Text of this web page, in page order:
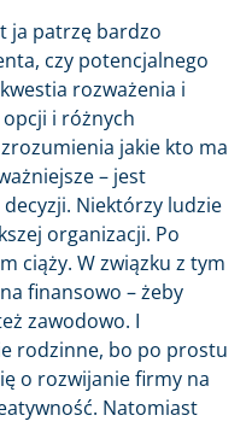
ja patrzę bardzo
czy potencjalnego
rozważenia i
i różnych
jakie kto ma
– jest
Niektórzy ludzie
organizacji. Po
ciąży. W związku z tym
finansowo – żeby
zawodowo. I
rodzinne, bo po prostu
o rozwijanie firmy na
Natomiast